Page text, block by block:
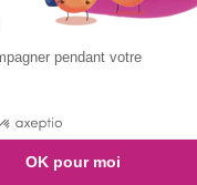
Contacter